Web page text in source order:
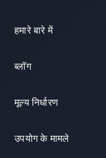
हमारे बारे में
ब्लॉग
मूल्य निर्धारण
उपयोग के मामले